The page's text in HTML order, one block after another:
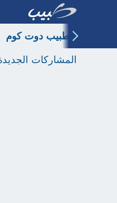
طبيب دوت كوم
المشاركات